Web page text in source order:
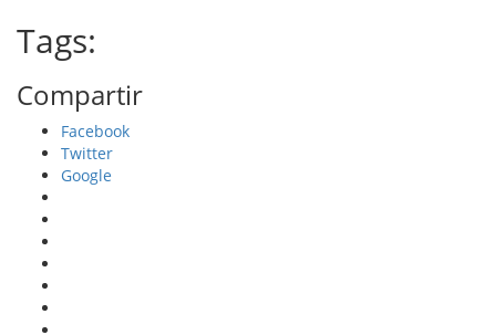
Tags:
Compartir
Facebook
Twitter
Google